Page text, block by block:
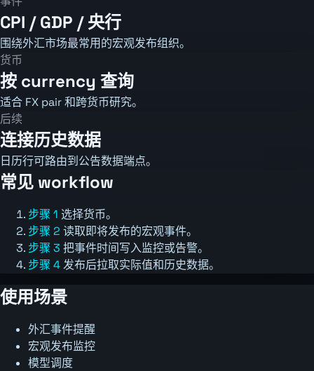
CPI / GDP / 央行
围绕外汇市场最常用的宏观发布组织。
货币
按 currency 查询
适合 FX pair 和跨货币研究。
后续
连接历史数据
日历行可路由到公告数据端点。
常见 workflow
步骤 1 选择货币。
步骤 2 读取即将发布的宏观事件。
步骤 3 把事件时间写入监控或告警。
步骤 4发布后拉取实际值和历史数据。
使用场景
外汇事件提醒
宏观发布监控
模型调度